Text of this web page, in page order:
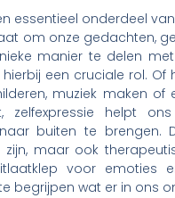
essentieel onderdeel
om onze gedachten,
manier te delen
een cruciale rol. Of
muziek maken of
zelfexpressie helpt
buiten te brengen.
maar ook
voor emoties
begrijpen wat er in ons